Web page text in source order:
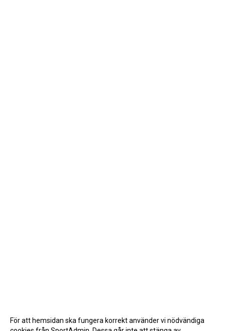
För att hemsidan ska fungera korrekt använder vi nödvändiga